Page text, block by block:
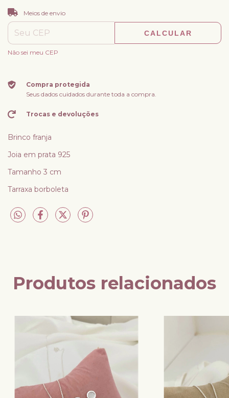
Entregas para o CEP:
Meios de envio
CALCULAR
Não sei meu CEP
Compra protegida
Seus dados cuidados durante toda a compra.
Trocas e devoluções
Brinco franja
Joia em prata 925
Tamanho 3 cm
Tarraxa borboleta
Produtos relacionados